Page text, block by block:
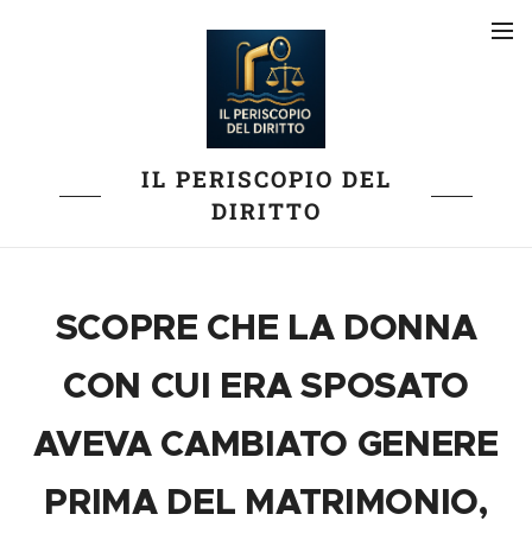
IL PERISCOPIO DEL
DIRITTO
SCOPRE CHE LA DONNA
CON CUI ERA SPOSATO
AVEVA CAMBIATO GENERE
PRIMA DEL MATRIMONIO,